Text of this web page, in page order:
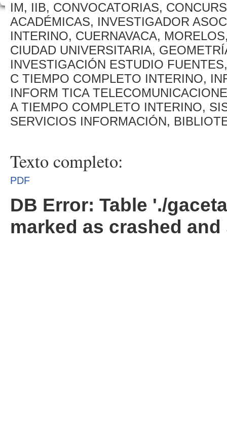
IM, IIB, CONVOCATORIAS,
ACADÉMICAS, INVESTIGADOR
INTERINO, CUERNAVACA,
CIUDAD UNIVERSITARIA,
INVESTIGACIÓN ESTUDIO
C TIEMPO COMPLETO INTERINO,
INFORM TICA
A TIEMPO COMPLETO INTERINO,
SERVICIOS INFORMACIÓN,
Texto completo:
PDF
DB Error: Table './
marked as crashed